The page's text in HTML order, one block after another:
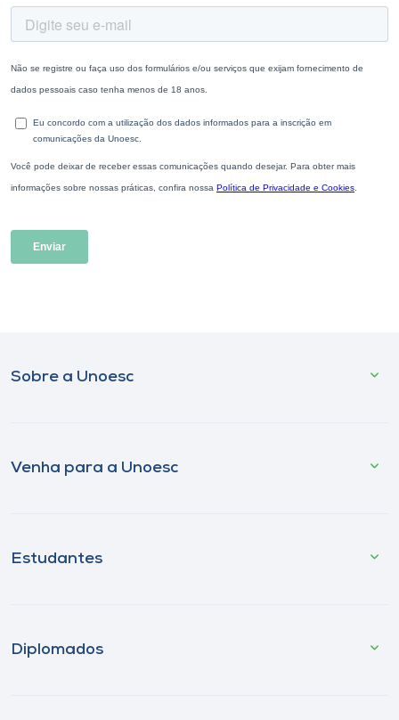
Sobre a Unoesc
Venha para a Unoesc
Estudantes
Diplomados